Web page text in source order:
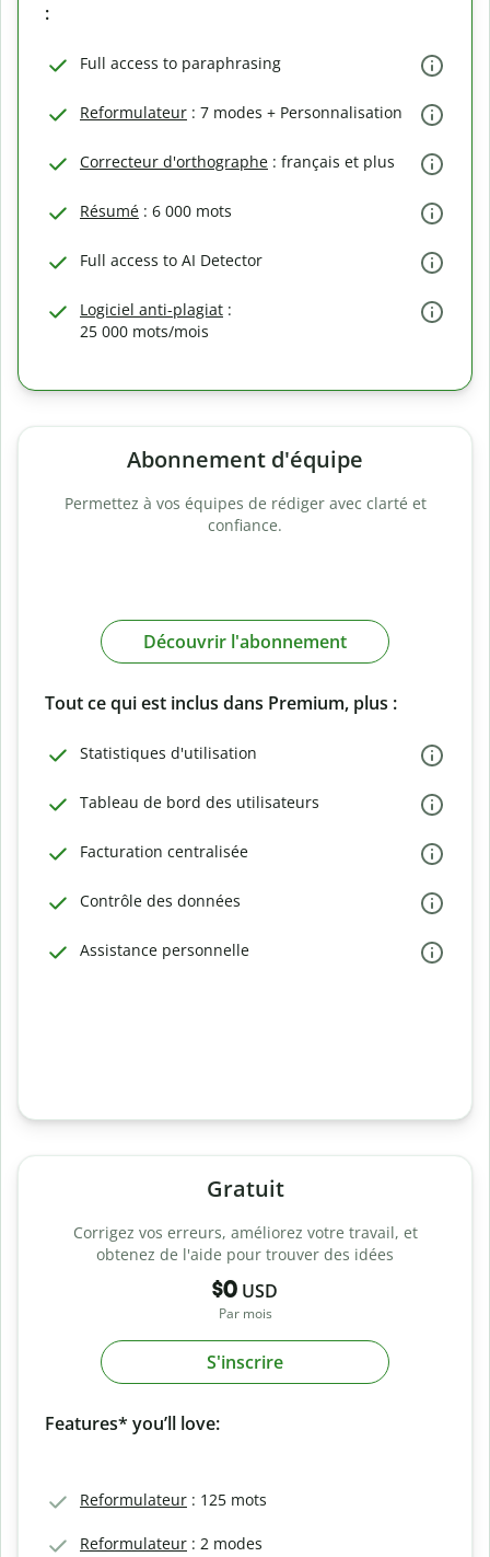
:
Full access to paraphrasing
Reformulateur : 7 modes + Personnalisation
Correcteur d'orthographe : français et plus
Résumé : 6 000 mots
Full access to AI Detector
Logiciel anti-plagiat :
25 000 mots/mois
Abonnement d'équipe
Permettez à vos équipes de rédiger avec clarté et
confiance.
Découvrir l'abonnement
Tout ce qui est inclus dans Premium, plus :
Statistiques d'utilisation
Tableau de bord des utilisateurs
Facturation centralisée
Contrôle des données
Assistance personnelle
Gratuit
Corrigez vos erreurs, améliorez votre travail, et
obtenez de l'aide pour trouver des idées
$0 USD
Par mois
S'inscrire
Features* you’ll love:
Reformulateur : 125 mots
Reformulateur : 2 modes